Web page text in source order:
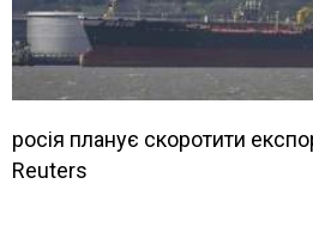
росія планує скоротити
Reuters